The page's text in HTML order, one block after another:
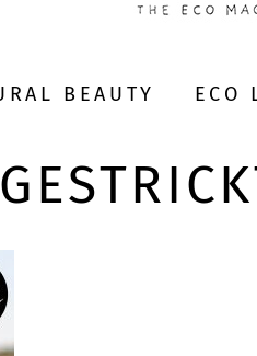
BEAUTY ECO